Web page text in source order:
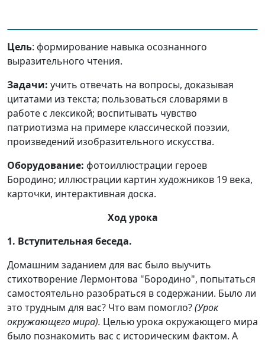
Цель: формирование навыка осознанного
выразительного чтения.
Задачи: учить отвечать на вопросы, доказывая
цитатами из текста; пользоваться словарями в
работе с лексикой; воспитывать чувство
патриотизма на примере классической поэзии,
произведений изобразительного искусства.
Оборудование: фотоиллюстрации героев
Бородино; иллюстрации картин художников 19 века,
карточки, интерактивная доска.
Ход урока
1. Вступительная беседа.
Домашним заданием для вас было выучить
стихотворение Лермонтова "Бородино", попытаться
самостоятельно разобраться в содержании. Было ли
это трудным для вас? Что вам помогло?(Урок
окружающего мира). Целью урока окружающего мира
было познакомить вас с историческим фактом. А